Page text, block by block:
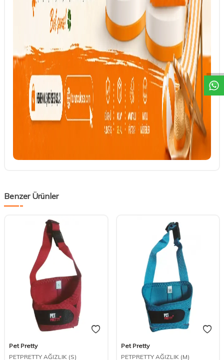
DESTEK
Benzer Ürünler
Pet Pretty
PETPRETTY AĞIZLIK (S)
Pet Pretty
PETPRETTY AĞIZLIK (M)